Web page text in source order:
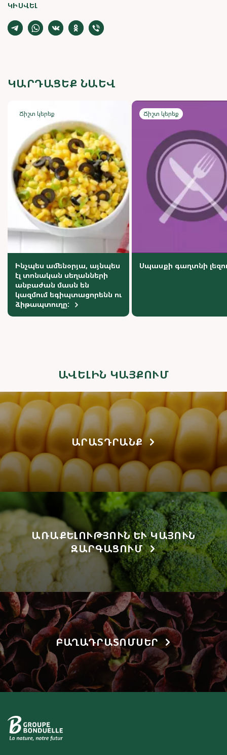
ԿԻՍՎԵԼ
ԿԱՐԴԱՑԵՔ ՆԱԵՎ
Ճիշտ կերեք
Ինչպես ամենօրյա, այնպես
էլ տոնական սեղանների
անբաժան մասն են
կազմում եգիպտացորենն ու
ձիթապտուղը:
Ճիշտ կերեք
Սպասքի գաղտնի
ԱՎԵԼԻՆ ԿԱՅՔՈՒՄ
ԱՐԱՏԴՐԱՆՔ
ԱՌԱՔԵԼՈՒԹՅՈՒՆ ԵՒ ԿԱՅՈՒՆ Զ
ԱՐԳԱՑՈՒՄ
ԲԱՂԱԴՐԱՏՈՄՍԵՐ